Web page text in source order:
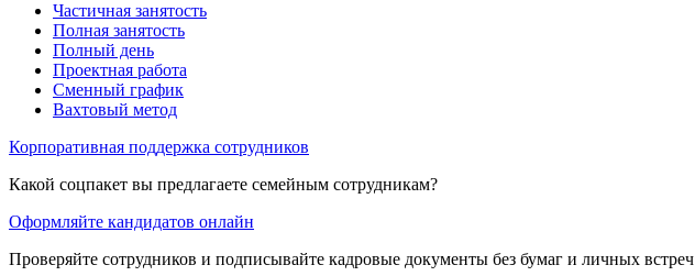
Частичная занятость
Полная занятость
Полный день
Проектная работа
Сменный график
Вахтовый метод
Корпоративная поддержка сотрудников
Какой соцпакет вы предлагаете семейным сотрудникам?
Оформляйте кандидатов онлайн
Проверяйте сотрудников и подписывайте кадровые документы без бумаг и личных встреч